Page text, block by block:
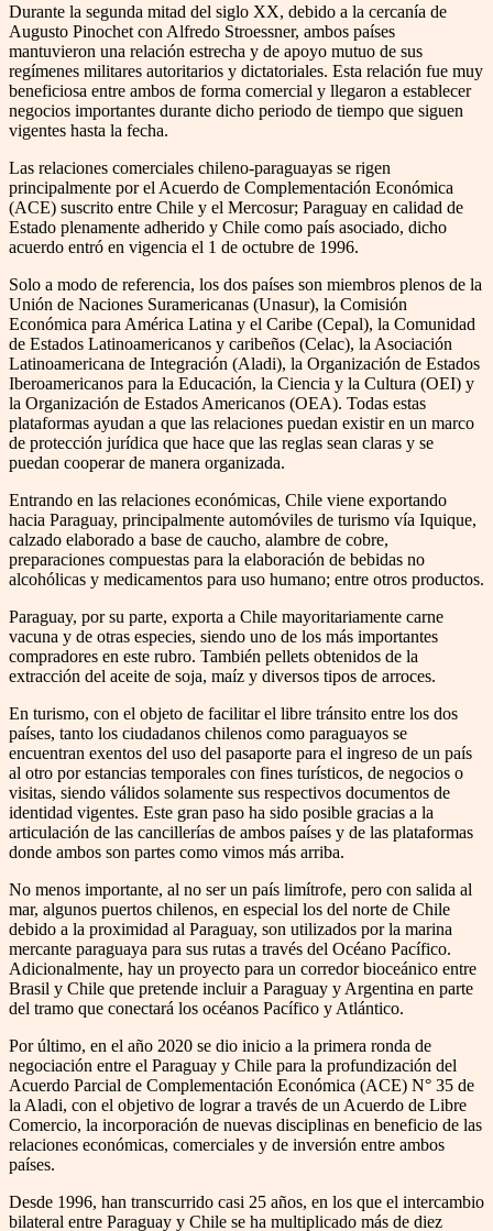
Durante la segunda mitad del siglo XX, debido a la cercanía de
Augusto Pinochet con Alfredo Stroessner, ambos países
mantuvieron una relación estrecha y de apoyo mutuo de sus
regímenes militares autoritarios y dictatoriales. Esta relación fue muy
beneficiosa entre ambos de forma comercial y llegaron a establecer
negocios importantes durante dicho periodo de tiempo que siguen
vigentes hasta la fecha.
Las relaciones comerciales chileno-paraguayas se rigen
principalmente por el Acuerdo de Complementación Económica
(ACE) suscrito entre Chile y el Mercosur; Paraguay en calidad de
Estado plenamente adherido y Chile como país asociado, dicho
acuerdo entró en vigencia el 1 de octubre de 1996.
Solo a modo de referencia, los dos países son miembros plenos de la
Unión de Naciones Suramericanas (Unasur), la Comisión
Económica para América Latina y el Caribe (Cepal), la Comunidad
de Estados Latinoamericanos y caribeños (Celac), la Asociación
Latinoamericana de Integración (Aladi), la Organización de Estados
Iberoamericanos para la Educación, la Ciencia y la Cultura (OEI) y
la Organización de Estados Americanos (OEA). Todas estas
plataformas ayudan a que las relaciones puedan existir en un marco
de protección jurídica que hace que las reglas sean claras y se
puedan cooperar de manera organizada.
Entrando en las relaciones económicas, Chile viene exportando
hacia Paraguay, principalmente automóviles de turismo vía Iquique,
calzado elaborado a base de caucho, alambre de cobre,
preparaciones compuestas para la elaboración de bebidas no
alcohólicas y medicamentos para uso humano; entre otros productos.
Paraguay, por su parte, exporta a Chile mayoritariamente carne
vacuna y de otras especies, siendo uno de los más importantes
compradores en este rubro. También pellets obtenidos de la
extracción del aceite de soja, maíz y diversos tipos de arroces.
En turismo, con el objeto de facilitar el libre tránsito entre los dos
países, tanto los ciudadanos chilenos como paraguayos se
encuentran exentos del uso del pasaporte para el ingreso de un país
al otro por estancias temporales con fines turísticos, de negocios o
visitas, siendo válidos solamente sus respectivos documentos de
identidad vigentes. Este gran paso ha sido posible gracias a la
articulación de las cancillerías de ambos países y de las plataformas
donde ambos son partes como vimos más arriba.
No menos importante, al no ser un país limítrofe, pero con salida al
mar, algunos puertos chilenos, en especial los del norte de Chile
debido a la proximidad al Paraguay, son utilizados por la marina
mercante paraguaya para sus rutas a través del Océano Pacífico.
Adicionalmente, hay un proyecto para un corredor bioceánico entre
Brasil y Chile que pretende incluir a Paraguay y Argentina en parte
del tramo que conectará los océanos Pacífico y Atlántico.
Por último, en el año 2020 se dio inicio a la primera ronda de
negociación entre el Paraguay y Chile para la profundización del
Acuerdo Parcial de Complementación Económica (ACE) N° 35 de
la Aladi, con el objetivo de lograr a través de un Acuerdo de Libre
Comercio, la incorporación de nuevas disciplinas en beneficio de las
relaciones económicas, comerciales y de inversión entre ambos
países.
Desde 1996, han transcurrido casi 25 años, en los que el intercambio
bilateral entre Paraguay y Chile se ha multiplicado más de diez